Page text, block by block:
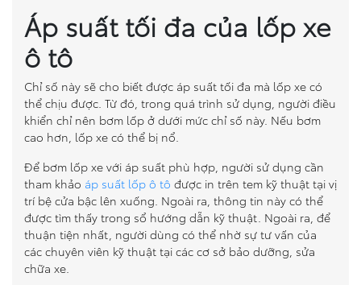
Áp suất tối đa của lốp xe
ô tô
Chỉ số này sẽ cho biết được áp suất tối đa mà lốp xe có
thể chịu được. Từ đó, trong quá trình sử dụng, người điều
khiển chỉ nên bơm lốp ở dưới mức chỉ số này. Nếu bơm
cao hơn, lốp xe có thể bị nổ.
Để bơm lốp xe với áp suất phù hợp, người sử dụng cần
tham khảo áp suất lốp ô tô được in trên tem kỹ thuật tại vị
trí bệ cửa bậc lên xuống. Ngoài ra, thông tin này có thể
được tìm thấy trong sổ hướng dẫn kỹ thuật. Ngoài ra, để
thuận tiện nhất, người dùng có thể nhờ sự tư vấn của
các chuyên viên kỹ thuật tại các cơ sở bảo dưỡng, sửa
chữa xe.